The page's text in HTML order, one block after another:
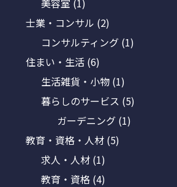
士業・コンサル (2)
コンサルティング (1)
住まい・生活 (6)
生活雑貨・小物 (1)
暮らしのサービス (5)
ガーデニング (1)
教育・資格・人材 (5)
求人・人材 (1)
教育・資格 (4)